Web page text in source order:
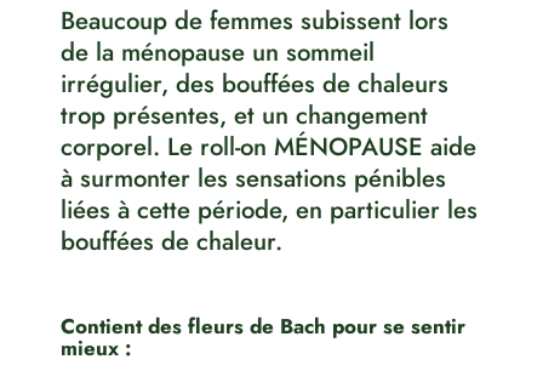
Beaucoup de femmes subissent lors
de la ménopause un sommeil
irrégulier, des bouffées de chaleurs
trop présentes, et un changement
corporel. Le roll-on MÉNOPAUSE aide
à surmonter les sensations pénibles
liées à cette période, en particulier les
bouffées de chaleur.
Contient des fleurs de Bach pour se sentir
mieux :